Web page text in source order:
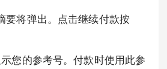
将弹出。点击继续付款按
的参考号。付款时使用此参